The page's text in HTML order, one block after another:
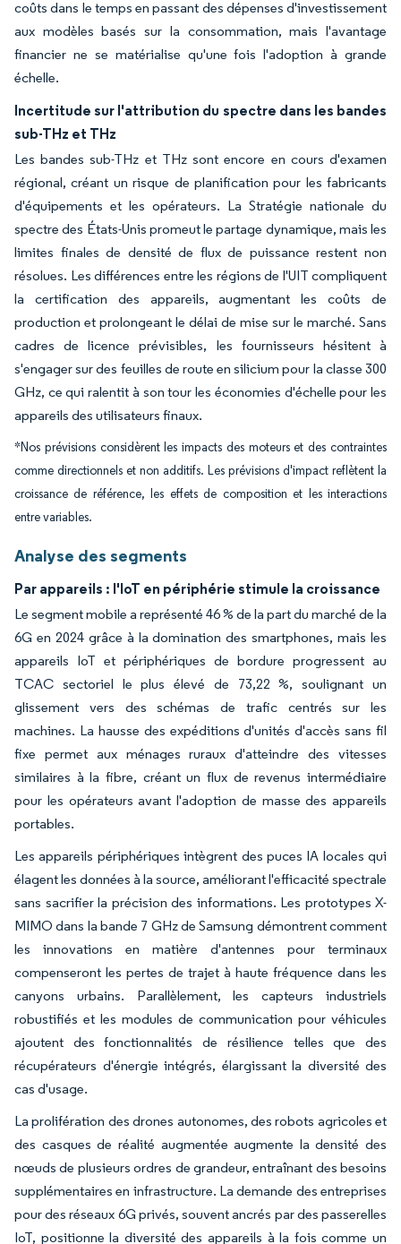
coûts dans le temps en passant des dépenses d'investissement
aux modèles basés sur la consommation, mais l'avantage
financier ne se matérialise qu'une fois l'adoption à grande
échelle.
Incertitude sur l'attribution du spectre dans les bandes
sub-THz et THz
Les bandes sub-THz et THz sont encore en cours d'examen
régional, créant un risque de planification pour les fabricants
d'équipements et les opérateurs. La Stratégie nationale du
spectre des États-Unis promeut le partage dynamique, mais les
limites finales de densité de flux de puissance restent non
résolues. Les différences entre les régions de l'UIT compliquent
la certification des appareils, augmentant les coûts de
production et prolongeant le délai de mise sur le marché. Sans
cadres de licence prévisibles, les fournisseurs hésitent à
s'engager sur des feuilles de route en silicium pour la classe 300
GHz, ce qui ralentit à son tour les économies d'échelle pour les
appareils des utilisateurs finaux.
*Nos prévisions considèrent les impacts des moteurs et des contraintes
comme directionnels et non additifs. Les prévisions d'impact reflètent la
croissance de référence, les effets de composition et les interactions
entre variables.
Analyse des segments
Par appareils : l'IoT en périphérie stimule la croissance
Le segment mobile a représenté 46 % de la part du marché de la
6G en 2024 grâce à la domination des smartphones, mais les
appareils IoT et périphériques de bordure progressent au
TCAC sectoriel le plus élevé de 73,22 %, soulignant un
glissement vers des schémas de trafic centrés sur les
machines. La hausse des expéditions d'unités d'accès sans fil
fixe permet aux ménages ruraux d'atteindre des vitesses
similaires à la fibre, créant un flux de revenus intermédiaire
pour les opérateurs avant l'adoption de masse des appareils
portables.
Les appareils périphériques intègrent des puces IA locales qui
élagent les données à la source, améliorant l'efficacité spectrale
sans sacrifier la précision des informations. Les prototypes X-
MIMO dans la bande 7 GHz de Samsung démontrent comment
les innovations en matière d'antennes pour terminaux
compenseront les pertes de trajet à haute fréquence dans les
canyons urbains. Parallèlement, les capteurs industriels
robustifiés et les modules de communication pour véhicules
ajoutent des fonctionnalités de résilience telles que des
récupérateurs d'énergie intégrés, élargissant la diversité des
cas d'usage.
La prolifération des drones autonomes, des robots agricoles et
des casques de réalité augmentée augmente la densité des
nœuds de plusieurs ordres de grandeur, entraînant des besoins
supplémentaires en infrastructure. La demande des entreprises
pour des réseaux 6G privés, souvent ancrés par des passerelles
IoT, positionne la diversité des appareils à la fois comme un